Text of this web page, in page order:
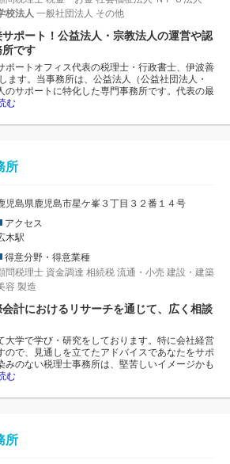
校法人 一般社団法人 その他
ポート！公益法人・宗教法人の運営や認
です
ポートオフィス代表の税理士・行政書士、伊波善
ます。当事務所は、公益法人（公益社団法人・
のサポートに特化した専門事務所です。代表の最
む
所
児島県鹿児島市星ケ峯３丁目３２番１４号
アクセス
木駅
得意分野・得意業種
問税理士 資金調達 相続税 流通・小売 建設・建築
容 製造
計におけるリサーチを通じて、広く相談
大学で学び・研究をしております。特に会社経営
ので、見通しを立てたアドバイスであなたをサポ
みのない税理士事務所は、堅苦しいイメージかも
む
所